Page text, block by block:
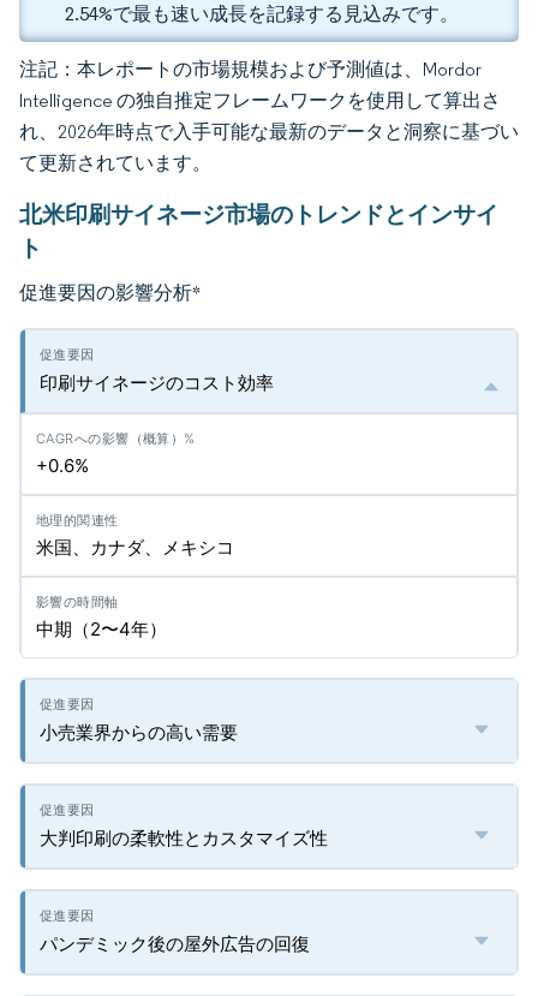
2.54%で最も速い成長を記録する見込みです。
注記：本レポートの市場規模および予測値は、Mordor
Intelligence の独自推定フレームワークを使用して算出さ
れ、2026年時点で入手可能な最新のデータと洞察に基づい
て更新されています。
北米印刷サイネージ市場のトレンドとインサイ
ト
促進要因の影響分析*
印刷サイネージのコスト効率
+0.6%
米国、カナダ、メキシコ
中期（2〜4年）
小売業界からの高い需要
大判印刷の柔軟性とカスタマイズ性
パンデミック後の屋外広告の回復